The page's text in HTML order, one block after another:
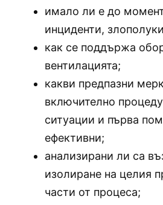
имало ли е до
инциденти,
как се поддържа
вентилацията;
какви предпазни
включително
ситуации и първа
ефективни;
анализирани ли са
изолиране на целия
части от процеса;